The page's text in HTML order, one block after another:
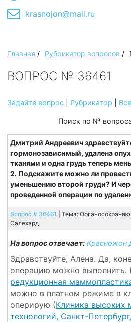
krasnojon@mail.ru
Главная / Рубрикатор вопросов /
ВОПРОС № 36461
Задайте вопрос Рубрикатор
Поиск по №
Дмитрий Андреевич
гормонозависимый, удалена
тканями и одна грудь теперь
2. Подскажите можно ли
уменьшению второй груди? И
проведенной операции по
Вопрос # 36461
| Тема:
Салехард
На вопрос отвечает: Красножон
Здравствуйте, Алена. Да,
операцию можно выполнить.
редукционная
можно в платном режиме в
оперирую (Клиника высоких
технологий, Санкт-